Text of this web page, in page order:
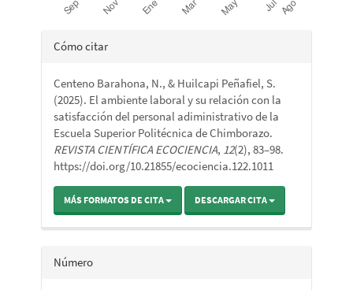
Detalles
artículo
Cómo citar
Centeno Barahona, N., & Huilcapi Peñafiel, S.
(2025). El ambiente laboral y su relación con la
satisfacción del personal adiministrativo de la
Escuela Superior Politécnica de Chimborazo.
REVISTA CIENTÍFICA ECOCIENCIA, 12(2), 83–98.
https://doi.org/10.21855/ecociencia.122.1011
MÁS FORMATOS DE CITA DESCARGAR CITA
Número